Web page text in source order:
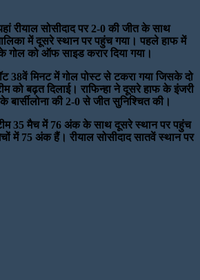
रीयाल सोसीदाद पर 2-0 की जीत के साथ
में दूसरे स्थान पर पहुंच गया। पहले हाफ में
गोल को ऑफ साइड करार दिया गया।
38वें मिनट में गोल पोस्ट से टकरा गया जिसके दो
को बढ़त दिलाई। राफिन्हा ने दूसरे हाफ के इंजरी
बार्सीलोना की 2-0 से जीत सुनिश्चित की।
टीम 35 मैच में 76 अंक के साथ दूसरे स्थान पर पहुंच
में 75 अंक हैं। रीयाल सोसीदाद सातवें स्थान पर